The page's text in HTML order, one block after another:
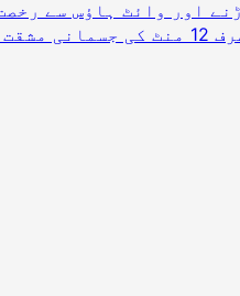
اور وائٹ ہاؤس سے
تحقیق